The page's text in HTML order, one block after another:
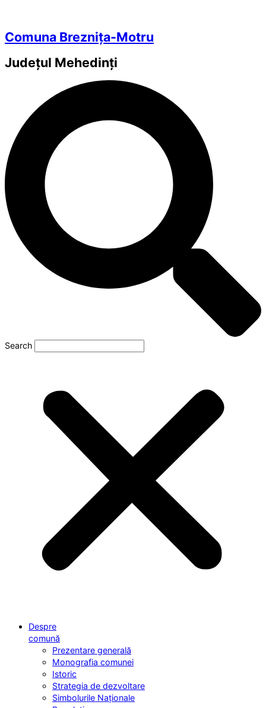
Comuna Breznița-Motru
Județul Mehedinți
Search
Despre
comună
Prezentare generală
Monografia comunei
Istoric
Strategia de dezvoltare
Simbolurile Naționale